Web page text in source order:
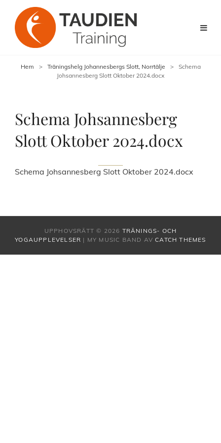
Hem > Träningshelg Johannesbergs Slott, Norrtälje >
Schema
Johsannesberg Slott Oktober 2024.docx
Schema Johsannesberg
Slott Oktober 2024.docx
Schema Johsannesberg Slott Oktober 2024.docx
UPPHOVSRÄTT © 2026 TRÄNINGS- OCH
YOGAUPPLEVELSER | MY MUSIC BAND AVCATCH THEMES